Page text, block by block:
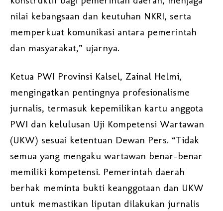
nilai kebangsaan dan keutuhan NKRI, serta
memperkuat komunikasi antara pemerintah
dan masyarakat,” ujarnya.
Ketua PWI Provinsi Kalsel, Zainal Helmi,
mengingatkan pentingnya profesionalisme
jurnalis, termasuk kepemilikan kartu anggota
PWI dan kelulusan Uji Kompetensi Wartawan
(UKW) sesuai ketentuan Dewan Pers. “Tidak
semua yang mengaku wartawan benar-benar
memiliki kompetensi. Pemerintah daerah
berhak meminta bukti keanggotaan dan UKW
untuk memastikan liputan dilakukan jurnalis